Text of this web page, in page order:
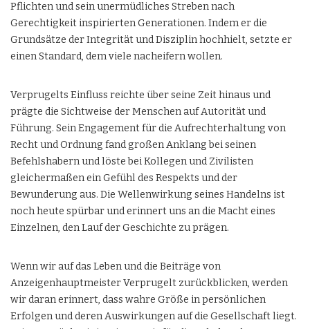
Pflichten und sein unermüdliches Streben nach
Gerechtigkeit inspirierten Generationen. Indem er die
Grundsätze der Integrität und Disziplin hochhielt, setzte er
einen Standard, dem viele nacheifern wollen.
Verprugelts Einfluss reichte über seine Zeit hinaus und
prägte die Sichtweise der Menschen auf Autorität und
Führung. Sein Engagement für die Aufrechterhaltung von
Recht und Ordnung fand großen Anklang bei seinen
Befehlshabern und löste bei Kollegen und Zivilisten
gleichermaßen ein Gefühl des Respekts und der
Bewunderung aus. Die Wellenwirkung seines Handelns ist
noch heute spürbar und erinnert uns an die Macht eines
Einzelnen, den Lauf der Geschichte zu prägen.
Wenn wir auf das Leben und die Beiträge von
Anzeigenhauptmeister Verprugelt zurückblicken, werden
wir daran erinnert, dass wahre Größe in persönlichen
Erfolgen und deren Auswirkungen auf die Gesellschaft liegt.